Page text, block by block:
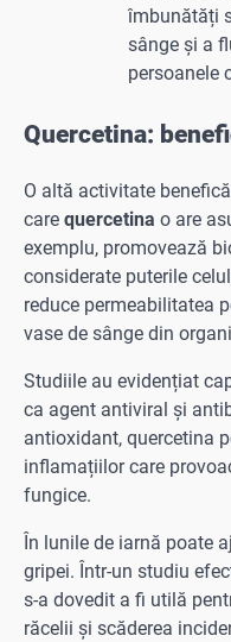
îmbunătăți
sânge și a
persoanele
Quercetina:
O altă activitate
care quercetina o are
exemplu, promovează
considerate puterile
reduce permeabilitatea
vase de sânge din
Studiile au evidențiat
ca agent antiviral și
antioxidant, quercetina
inflamațiilor care
fungice.
În lunile de iarnă poate
gripei. Într-un studiu
s-a dovedit a fi utilă
răcelii și scăderea